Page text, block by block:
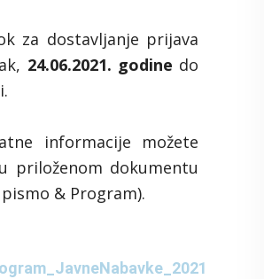
za dostavljanje prijava
24.06.2021. godine do
informacije možete
priloženom dokumentu
& Program).